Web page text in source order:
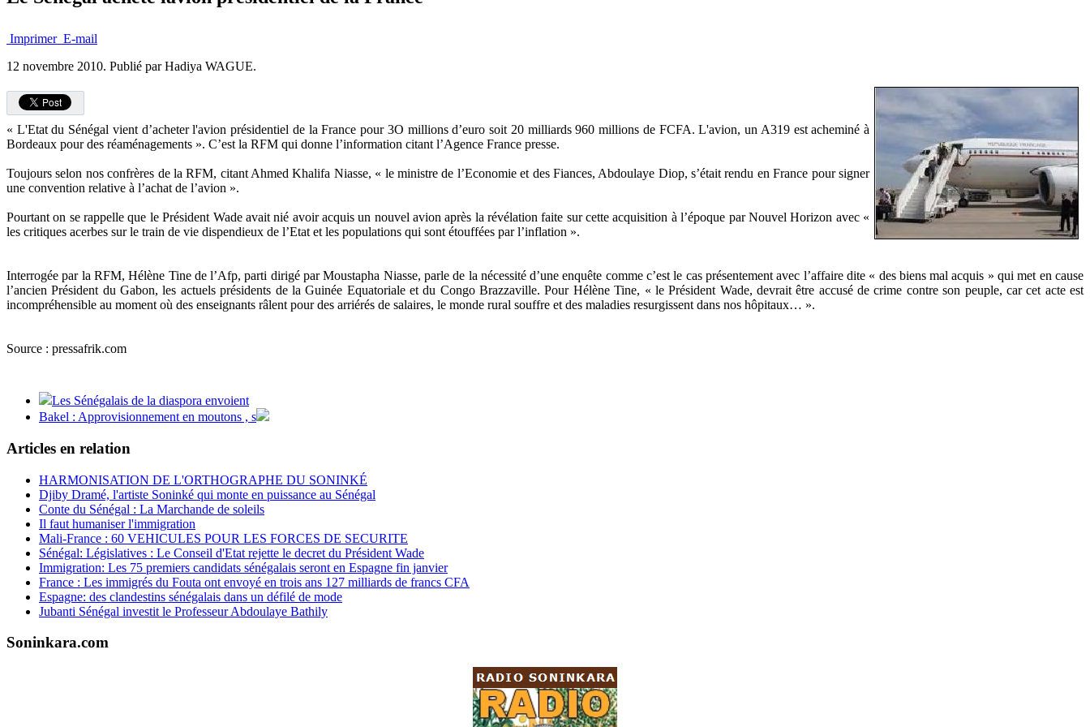
Imprimer E-mail
12 novembre 2010. Publié par Hadiya WAGUE.
« L'Etat du Sénégal vient d’acheter l'avion présidentiel de la France pour 3O millions d’euro soit 20 milliards 960 millions de FCFA. L'avion, un A319 est acheminé à
Bordeaux pour des réaménagements ». C’est la RFM qui donne l’information citant l’Agence France presse.
Toujours selon nos confrères de la RFM, citant Ahmed Khalifa Niasse, « le ministre de l’Economie et des Fiances, Abdoulaye Diop, s’était rendu en France pour signer
une convention relative à l’achat de l’avion ».
Pourtant on se rappelle que le Président Wade avait nié avoir acquis un nouvel avion après la révélation faite sur cette acquisition à l’époque par Nouvel Horizon avec «
les critiques acerbes sur le train de vie dispendieux de l’Etat et les populations qui sont étouffées par l’inflation ».
Interrogée par la RFM, Hélène Tine de l’Afp, parti dirigé par Moustapha Niasse, parle de la nécessité d’une enquête comme c’est le cas présentement avec l’affaire dite « des biens mal acquis » qui met en cause
l’ancien Président du Gabon, les actuels présidents de la Guinée Equatoriale et du Congo Brazzaville. Pour Hélène Tine, « le Président Wade, devrait être accusé de crime contre son peuple, car cet acte est
incompréhensible au moment où des enseignants râlent pour des arriérés de salaires, le monde rural souffre et des maladies resurgissent dans nos hôpitaux… ».
Source : pressafrik.com
Les Sénégalais de la diaspora envoient
Bakel : Approvisionnement en moutons , s
Articles en relation
HARMONISATION DE L'ORTHOGRAPHE DU SONINKÉ
Djiby Dramé, l'artiste Soninké qui monte en puissance au Sénégal
Conte du Sénégal : La Marchande de soleils
Il faut humaniser l'immigration
Mali-France : 60 VEHICULES POUR LES FORCES DE SECURITE
Sénégal: Législatives : Le Conseil d'Etat rejette le decret du Président Wade
Immigration: Les 75 premiers candidats sénégalais seront en Espagne fin janvier
France : Les immigrés du Fouta ont envoyé en trois ans 127 milliards de francs CFA
Espagne: des clandestins sénégalais dans un défilé de mode
Jubanti Sénégal investit le Professeur Abdoulaye Bathily
Soninkara.com